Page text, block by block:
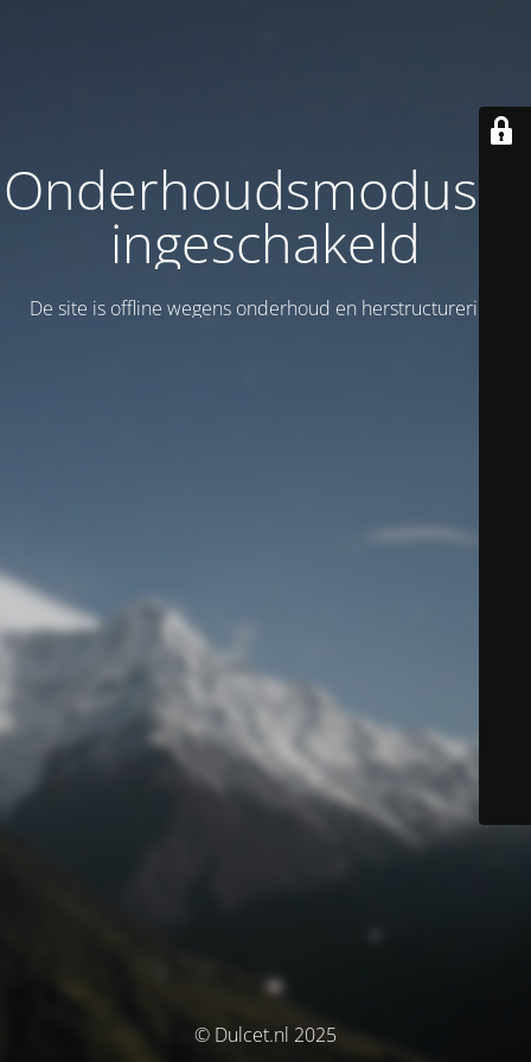
Onderhoudsmodus is
ingeschakeld
De site is offline wegens onderhoud en herstructurering!
© Dulcet.nl 2025